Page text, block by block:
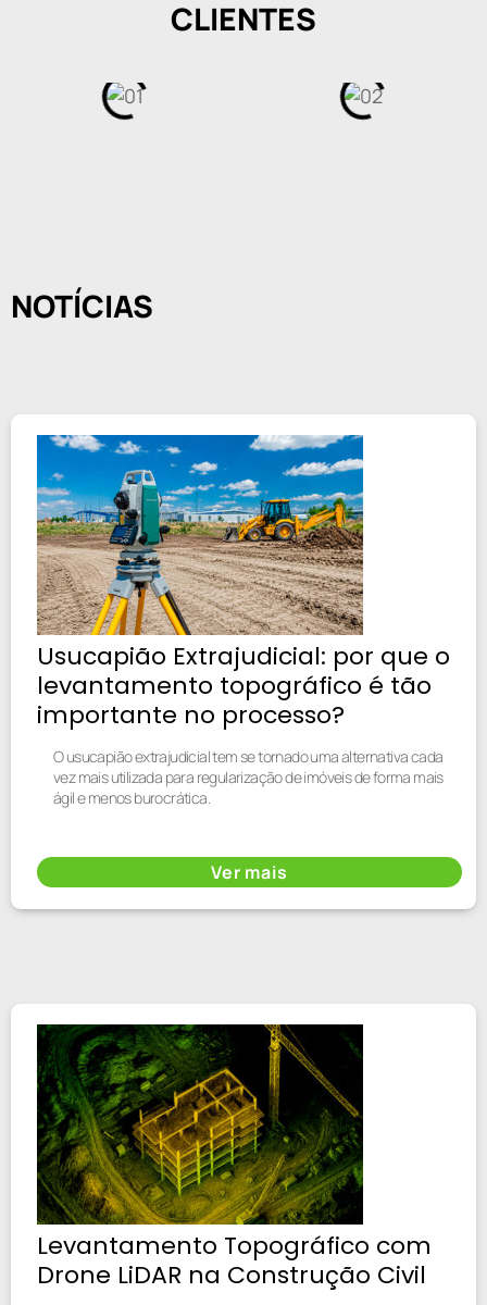
CLIENTES
NOTÍCIAS
Usucapião Extrajudicial: por que o
levantamento topográfico é tão
importante no processo?
O usucapião extrajudicial tem se tornado uma alternativa cada
vez mais utilizada para regularização de imóveis de forma mais
ágil e menos burocrática.
Ver mais
Levantamento Topográfico com
Drone LiDAR na Construção Civil